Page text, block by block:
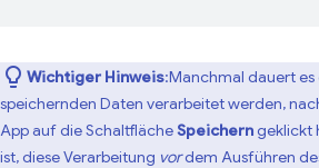
Wichtiger Hinweis:Manchmal dauert es
speichernden Daten verarbeitet werden,
App auf die SchaltflächeSpeicherngeklickt
ist, diese Verarbeitung vordem Ausführen